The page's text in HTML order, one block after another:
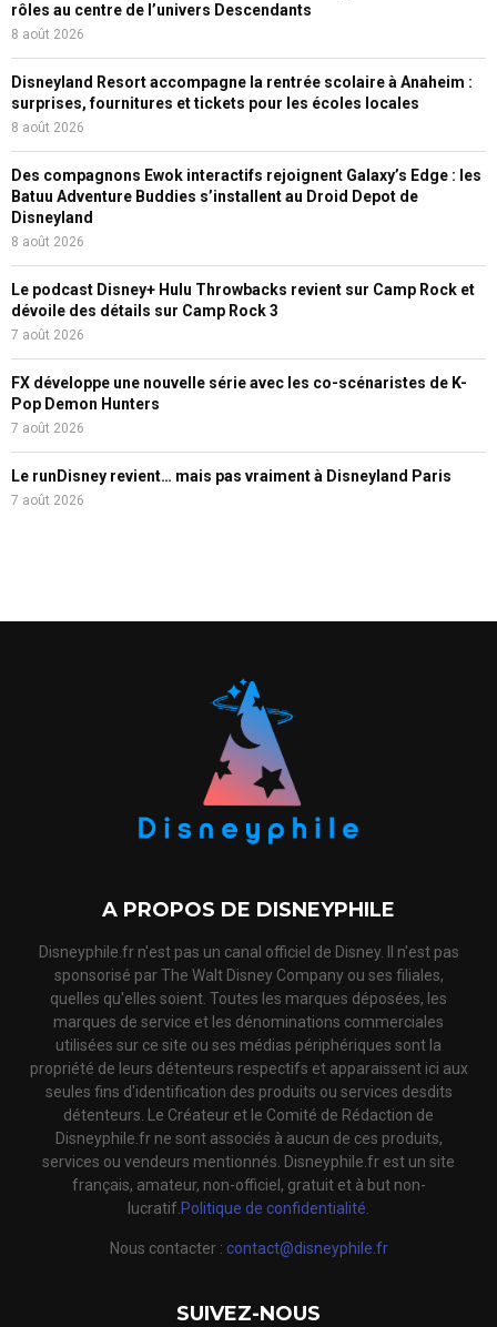
rôles au centre de l’univers Descendants
8 août 2026
Disneyland Resort accompagne la rentrée scolaire à Anaheim :
surprises, fournitures et tickets pour les écoles locales
8 août 2026
Des compagnons Ewok interactifs rejoignent Galaxy’s Edge : les
Batuu Adventure Buddies s’installent au Droid Depot de
Disneyland
8 août 2026
Le podcast Disney+ Hulu Throwbacks revient sur Camp Rock et
dévoile des détails sur Camp Rock 3
7 août 2026
FX développe une nouvelle série avec les co-scénaristes de K-
Pop Demon Hunters
7 août 2026
Le runDisney revient… mais pas vraiment à Disneyland Paris
7 août 2026
A PROPOS DE DISNEYPHILE
Disneyphile.fr n'est pas un canal officiel de Disney. Il n'est pas
sponsorisé par The Walt Disney Company ou ses filiales,
quelles qu'elles soient. Toutes les marques déposées, les
marques de service et les dénominations commerciales
utilisées sur ce site ou ses médias périphériques sont la
propriété de leurs détenteurs respectifs et apparaissent ici aux
seules fins d'identification des produits ou services desdits
détenteurs. Le Créateur et le Comité de Rédaction de
Disneyphile.fr ne sont associés à aucun de ces produits,
services ou vendeurs mentionnés. Disneyphile.fr est un site
français, amateur, non-officiel, gratuit et à but non-
lucratif. Politique de confidentialité.
Nous contacter : contact@disneyphile.fr
SUIVEZ-NOUS